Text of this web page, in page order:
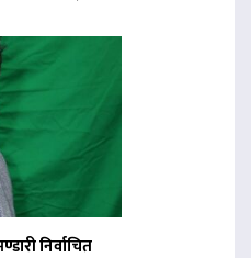
निर्वाचित